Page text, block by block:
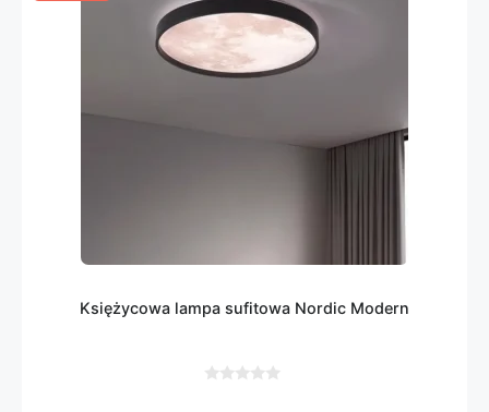
Księżycowa lampa sufitowa Nordic Modern